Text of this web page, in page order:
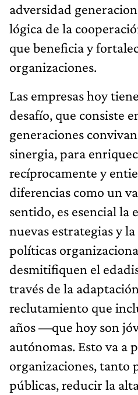
adversidad
lógica de la
que beneficia y
organizaciones.
Las empresas hoy
desafío, que consiste
generaciones
sinergia, para
recíprocamente y
diferencias como un
sentido, es esencial la
nuevas estrategias y
políticas
desmitifiquen el
través de la
reclutamiento que
años —que hoy son
autónomas. Esto va a
organizaciones, tanto
públicas, reducir la